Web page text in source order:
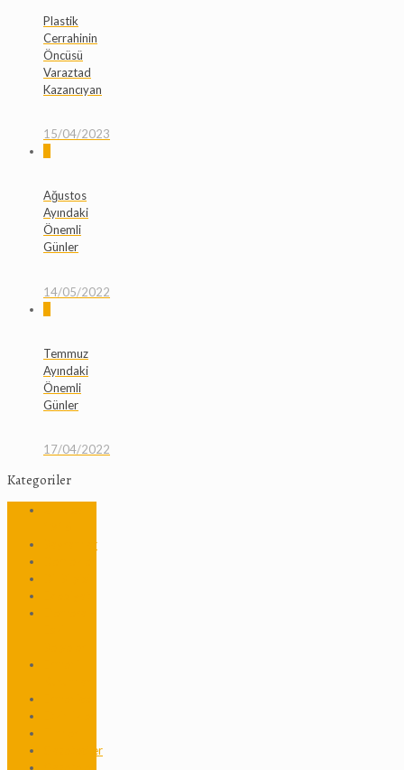
Plastik
Cerrahinin
Öncüsü
Varaztad
Kazancıyan
15/04/2023
Ağustos
Ayındaki
Önemli
Günler
14/05/2022
Temmuz
Ayındaki
Önemli
Günler
17/04/2022
Kategoriler
Bayramlar
Gazeteciler